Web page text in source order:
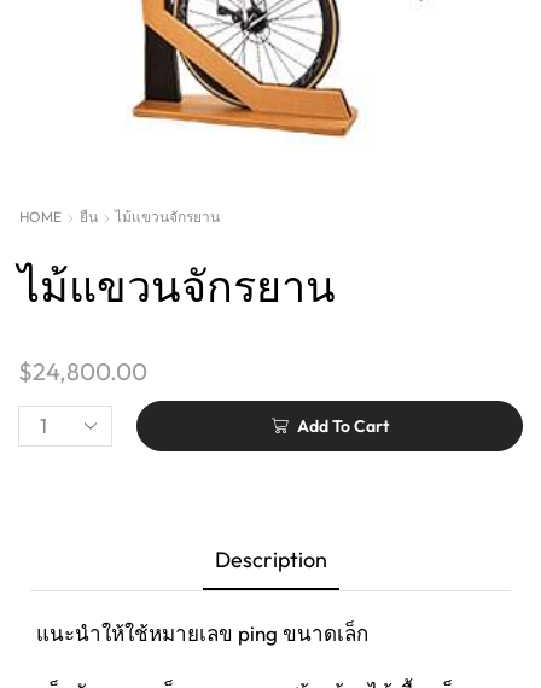
HOME ยืน ไม้แขวนจักรยาน
ไม้แขวนจักรยาน
$24,800.00
Add To Cart
Description
แนะนำให้ใช้หมายเลข ping ขนาดเล็ก